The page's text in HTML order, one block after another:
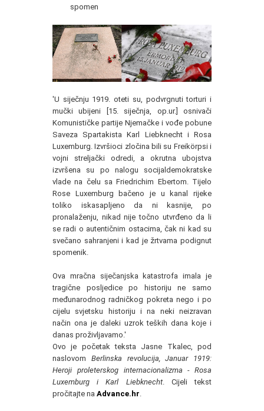
spomen
'U siječnju 1919. oteti su, podvrgnuti torturi i
mučki ubijeni [15. siječnja, op.ur.] osnivači
Komunističke partije Njemačke i vođe pobune
Saveza Spartakista Karl Liebknecht i Rosa
Luxemburg. Izvršioci zločina bili su Freikörpsi i
vojni streljački odredi, a okrutna ubojstva
izvršena su po nalogu socijaldemokratske
vlade na čelu sa Friedrichim Ebertom. Tijelo
Rose Luxemburg bačeno je u kanal rijeke
toliko iskasapljeno da ni kasnije, po
pronalaženju, nikad nije točno utvrđeno da li
se radi o autentičnim ostacima, čak ni kad su
svečano sahranjeni i kad je žrtvama podignut
spomenik.
Ova mračna siječanjska katastrofa imala je
tragične posljedice po historiju ne samo
međunarodnog radničkog pokreta nego i po
cijelu svjetsku historiju i na neki neizravan
način ona je daleki uzrok teških dana koje i
danas proživljavamo.'
Ovo je početak teksta Jasne Tkalec, pod
naslovom Berlinska revolucija, Januar 1919:
Heroji proleterskog internacionalizma - Rosa
Luxemburg i Karl Liebknecht. Cijeli tekst
pročitajte na Advance.hr